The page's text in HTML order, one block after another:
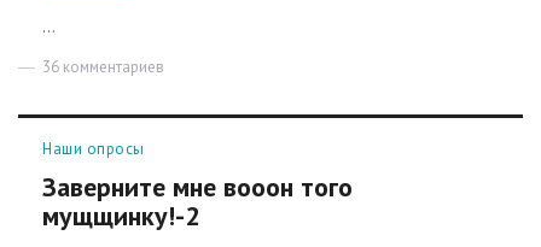
...
36 комментариев
8
Рубрики
Наши опросы
Заверните мне вооон того
мущщинку!-2